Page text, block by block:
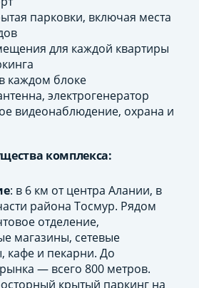
парковки, включая места
для каждой квартиры
каждом блоке
электрогенератор
видеонаблюдение, охрана и
комплекса:
: в 6 км от центра Алании, в
района Тосмур. Рядом
отделение,
магазины, сетевые
кафе и пекарни. До
— всего 800 метров.
крытый паркинг на